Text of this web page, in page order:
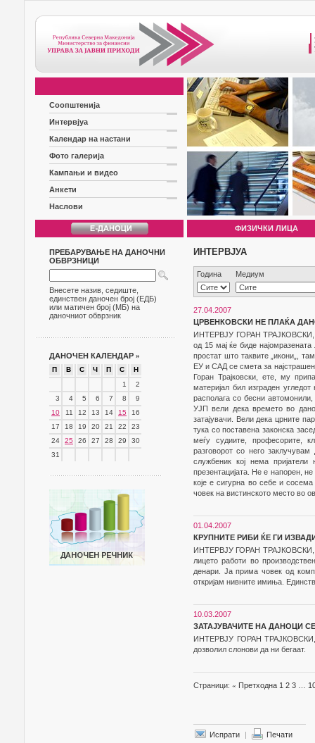
Соопштенија
Интервјуа
Календар на настани
Фото галерија
Кампањи и видео
Анкети
Наслови
ФИЗИЧКИ ЛИЦА
ПРЕБАРУВАЊЕ НА ДАНОЧНИ
ОБВРЗНИЦИ
Внесете назив, седиште,
единствен даночен број (ЕДБ)
или матичен број (МБ) на
даночниот обврзник
ДАНОЧЕН КАЛЕНДАР »
П В С Ч П С
Н
1
2
3
4 5 6 7 8
9
10
11 12 13 14 15
16
17
18 19 20 21 22
23
24
25 26 27 28 29
30
31
ИНТЕРВЈУА
Година Медиум
27.04.2007
ЦРВЕНКОВСКИ НЕ ПЛАЌА
ИНТЕРВЈУ ГОРАН ТРАЈКОВСКИ,
од 15 мај ќе биде
простат што таквите „икони„,
ЕУ и САД се смета за
Горан Трајковски, ете, му
материјал бил изграден
располага со бесни
УЈП вели дека времето во
затајувачи. Вели дека црните
тука со поставена законска
меѓу судиите, професорите,
разговорот со него
службеник кој нема
презентацијата. Не е напорен,
које е сигурна во себе и
човек на вистинското место во
01.04.2007
КРУПНИТЕ РИБИ ЌЕ ГИ
ИНТЕРВЈУ ГОРАН ТРАЈКОВСКИ,
лицето работи во
денари. Ја прима човек од
откријам нивните имиња.
10.03.2007
ЗАТАЈУВАЧИТЕ НА ДАНОЦИ
ИНТЕРВЈУ ГОРАН ТРАЈКОВСКИ,
дозволил слонови да ни бегаат.
Страници: « Претходна 1 2 3
Испрати | Печати